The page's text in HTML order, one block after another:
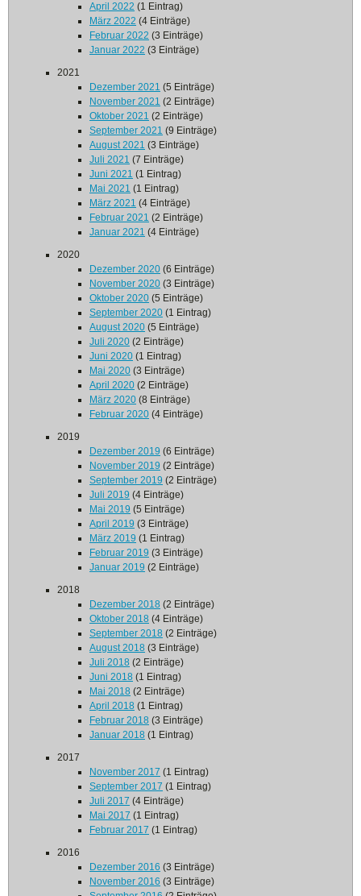
April 2022 (1 Eintrag)
März 2022 (4 Einträge)
Februar 2022 (3 Einträge)
Januar 2022 (3 Einträge)
2021
Dezember 2021 (5 Einträge)
November 2021 (2 Einträge)
Oktober 2021 (2 Einträge)
September 2021 (9 Einträge)
August 2021 (3 Einträge)
Juli 2021 (7 Einträge)
Juni 2021 (1 Eintrag)
Mai 2021 (1 Eintrag)
März 2021 (4 Einträge)
Februar 2021 (2 Einträge)
Januar 2021 (4 Einträge)
2020
Dezember 2020 (6 Einträge)
November 2020 (3 Einträge)
Oktober 2020 (5 Einträge)
September 2020 (1 Eintrag)
August 2020 (5 Einträge)
Juli 2020 (2 Einträge)
Juni 2020 (1 Eintrag)
Mai 2020 (3 Einträge)
April 2020 (2 Einträge)
März 2020 (8 Einträge)
Februar 2020 (4 Einträge)
2019
Dezember 2019 (6 Einträge)
November 2019 (2 Einträge)
September 2019 (2 Einträge)
Juli 2019 (4 Einträge)
Mai 2019 (5 Einträge)
April 2019 (3 Einträge)
März 2019 (1 Eintrag)
Februar 2019 (3 Einträge)
Januar 2019 (2 Einträge)
2018
Dezember 2018 (2 Einträge)
Oktober 2018 (4 Einträge)
September 2018 (2 Einträge)
August 2018 (3 Einträge)
Juli 2018 (2 Einträge)
Juni 2018 (1 Eintrag)
Mai 2018 (2 Einträge)
April 2018 (1 Eintrag)
Februar 2018 (3 Einträge)
Januar 2018 (1 Eintrag)
2017
November 2017 (1 Eintrag)
September 2017 (1 Eintrag)
Juli 2017 (4 Einträge)
Mai 2017 (1 Eintrag)
Februar 2017 (1 Eintrag)
2016
Dezember 2016 (3 Einträge)
November 2016 (3 Einträge)